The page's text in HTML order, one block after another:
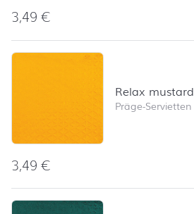
3,49€
Relax mustard
Präge-Servietten
3,49€